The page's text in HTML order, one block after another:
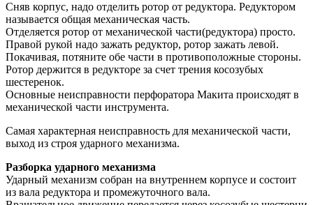
Сняв корпус, надо отделить ротор от редуктора. Редуктором
называется общая механическая часть.
Отделяется ротор от механической части(редуктора) просто.
Правой рукой надо зажать редуктор, ротор зажать левой.
Покачивая, потяните обе части в противоположные стороны.
Ротор держится в редукторе за счет трения косозубых
шестеренок.
Основные неисправности перфоратора Макита происходят в
механической части инструмента.
Самая характерная неисправность для механической части,
выход из строя ударного механизма.
Разборка ударного механизма
Ударный механизм собран на внутреннем корпусе и состоит
из вала редуктора и промежуточного вала.